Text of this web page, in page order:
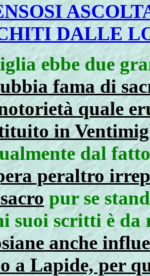
DALLE
ebbe due
fama di
quale
in
dal
peraltro
pur se
suoi scritti è da
anche
a Lapide, per